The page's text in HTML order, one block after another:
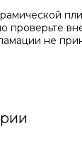
проверьте
не